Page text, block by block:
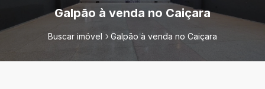
Galpão à venda no Caiçara
Buscar imóvel Galpão à venda no Caiçara